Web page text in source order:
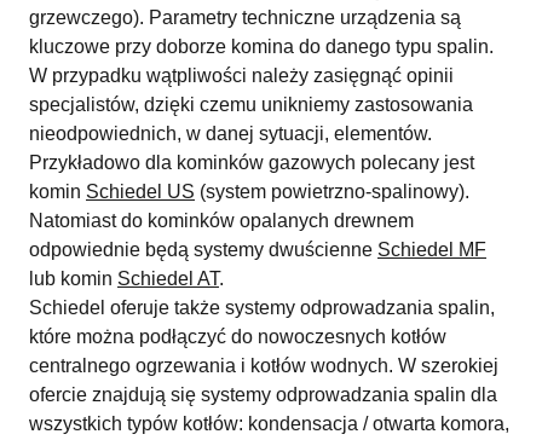
grzewczego). Parametry techniczne urządzenia są
kluczowe przy doborze komina do danego typu spalin.
W przypadku wątpliwości należy zasięgnąć opinii
specjalistów, dzięki czemu unikniemy zastosowania
nieodpowiednich, w danej sytuacji, elementów.
Przykładowo dla kominków gazowych polecany jest
komin Schiedel US (system powietrzno-spalinowy).
Natomiast do kominków opalanych drewnem
odpowiednie będą systemy dwuścienne Schiedel MF
lub komin Schiedel AT.
Schiedel oferuje także systemy odprowadzania spalin,
które można podłączyć do nowoczesnych kotłów
centralnego ogrzewania i kotłów wodnych. W szerokiej
ofercie znajdują się systemy odprowadzania spalin dla
wszystkich typów kotłów: kondensacja / otwarta komora,